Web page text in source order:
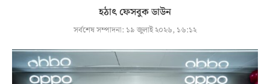
হঠাৎ ফেসবুক ডাউন
সর্বশেষ সম্পাদনা: ১৯ জুলাই ২০২৬, ১৬:১২